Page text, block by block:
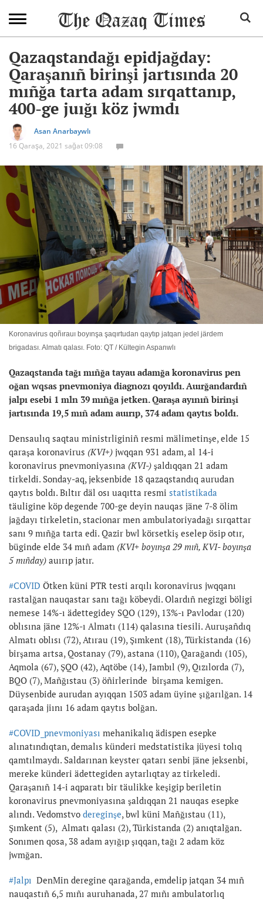
Qazaqstandağı epidjağday:
Qaraşanıñ birinşi jartısında 20
mıñğa tarta adam sırqattanıp,
400-ge juığı köz jwmdı
Asan Anarbaywlı
16 Qaraşa, 2021 sağat 09:08
Koronavirus qoñırauı boyınşa şaqırtudan qaytıp jatqan jedel järdem
brigadası. Almatı qalası. Foto: QT / Kültegin Aspanwlı
Qazaqstanda tağı mıñğa tayau adamğa koronavirus pen
oğan wqsas pnevmoniya diagnozı qoyıldı. Auırğandardıñ
jalpı esebi 1 mln 39 mıñğa jetken.Qaraşa ayınıñ birinşi
jartısında 19,5 mıñ adam auırıp, 374 adam qaytıs boldı.
Densaulıq saqtau ministrliginiñ resmi mälimetinşe, elde 15
qaraşa koronavirus (KVI+) jwqqan 931 adam, al 14-i
koronavirus pnevmoniyasına (KVI-) şaldıqqan 21 adam
tirkeldi. Sonday-aq, jeksenbide 18 qazaqstandıq aurudan
qaytıs boldı. Bıltır däl osı uaqıtta resmi statistikada
täuligine köp degende 700-ge deyin nauqas jäne 7-8 ölim
jağdayı tirkeletin, stacionar men ambulatoriyadağı sırqattar
sanı 9 mıñğa tarta edi. Qazir bwl körsetkiş eselep ösip otır,
büginde elde 34 mıñ adam (KVI+ boyınşa 29 mıñ, KVI- boyınşa
5 mıñday) auırıp jatır.
#COVID Ötken küni PTR testi arqılı koronavirus jwqqanı
rastalğan nauqastar sanı tağı köbeydi. Olardıñ negizgi böligi
nemese 14%-ı ädettegidey SQO (129), 13%-ı Pavlodar (120)
oblısına jäne 12%-ı Almatı (114) qalasına tiesili. Auruşañdıq
Almatı oblısı (72), Atırau (19), Şımkent (18), Türkistanda (16)
birşama artsa, Qostanay (79), astana (110), Qarağandı (105),
Aqmola (67), ŞQO (42), Aqtöbe (14), Jambıl (9), Qızılorda (7),
BQO (7), Mañğıstau (3) öñirlerinde birşama kemigen.
Düysenbide aurudan ayıqqan 1503 adam üyine şığarılğan. 14
qaraşada jiını 16 adam qaytıs bolğan.
#COVID_pnevmoniyası mehanikalıq ädispen esepke
alınatındıqtan, demalıs künderi medstatistika jüyesi tolıq
qamtılmaydı. Saldarınan keyster qatarı senbi jäne jeksenbi,
mereke künderi ädettegiden aytarlıqtay az tirkeledi.
Qaraşanıñ 14-i aqparatı bir täulikke keşigip beriletin
koronavirus pnevmoniyasına şaldıqqan 21 nauqas esepke
alındı. Vedomstvo dereginşe, bwl küni Mañğıstau (11),
Şımkent (5), Almatı qalası (2), Türkistanda (2) anıqtalğan.
Sonımen qosa, 38 adam ayığıp şıqqan, tağı 2 adam köz
jwmğan.
#Jalpı DenMin deregine qarağanda, emdelip jatqan 34 mıñ
nauqastıñ 6,5 mıñı auruhanada, 27 mıñı ambulatorlıq